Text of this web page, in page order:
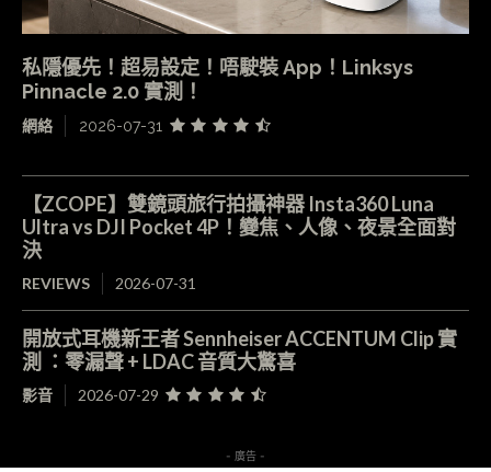
私隱優先！超易設定！唔駛裝 App！Linksys
Pinnacle 2.0 實測！
網絡 2026-07-31
【ZCOPE】雙鏡頭旅行拍攝神器 Insta360 Luna
Ultra vs DJI Pocket 4P！變焦、人像、夜景全面對
決
REVIEWS 2026-07-31
開放式耳機新王者 Sennheiser ACCENTUM Clip 實
測 ：零漏聲 + LDAC 音質大驚喜
影音 2026-07-29
- 廣告 -